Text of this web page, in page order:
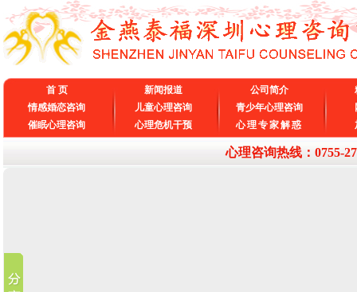
首 页 新闻报道 公司简介
情感婚恋咨询
儿童心理咨询 青少年心理咨询
催眠心理咨询
心理危机干预 心理专家解惑
心理咨询热线：0755-